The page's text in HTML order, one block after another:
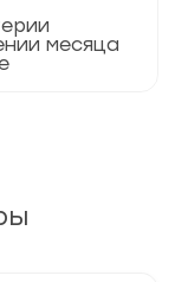
месяца